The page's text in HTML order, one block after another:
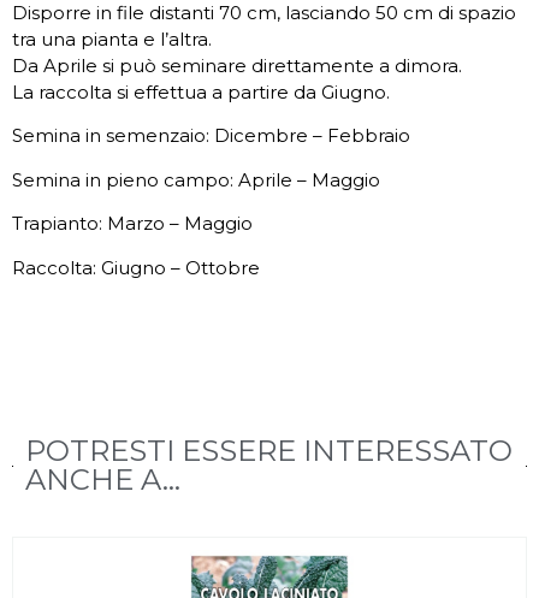
Disporre in file distanti 70 cm, lasciando 50 cm di spazio
tra una pianta e l’altra.
Da Aprile si può seminare direttamente a dimora.
La raccolta si effettua a partire da Giugno.
Semina in semenzaio: Dicembre – Febbraio
Semina in pieno campo: Aprile – Maggio
Trapianto: Marzo – Maggio
Raccolta: Giugno – Ottobre
POTRESTI ESSERE INTERESSATO
ANCHE A...